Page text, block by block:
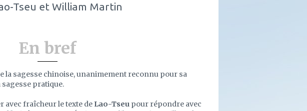
Tseu et William Martin
En bref
la sagesse chinoise, unanimement reconnu pour sa
pratique.
avec fraîcheur le texte de Lao-Tseu pour répondre avec